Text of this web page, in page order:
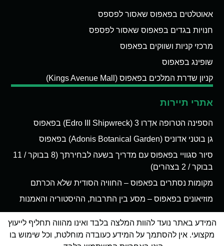
אאוטלטים בפאפוס שאסור לפספס
חנויות בגדים בפאפוס שאסור לפספס
מרכזי קניות ושווקים בפאפוס
שופינג בפאפוס
קניון שדרת המלכים בפאפוס (Kings Avenue Mall)
אתרי תיירות
הספינה הטרופה אדְרו 3 (Edro III Shipwreck) בפאפוס
גן בוטני אדוניס (Adonis Botanical Garden) בפאפוס
סיור סגוויי בפאפוס עם מדריך בשעה לבחירתך (8 בבוקר / 11
בבוקר / 2 בצהרים)
מקומות נסתרים בפאפוס – החוויה הסודית שלא הכרתם
מוזיאונים בפאפוס – מסע בין התרבות, ההיסטוריה והאמנות
המידע באתר נועד להוות המלצה בלבד ואינו מהווה תחליף לייעוץ
מקצועי. אין להסתמך על המידע כעובדה מוחלטת, וכל שימוש בו